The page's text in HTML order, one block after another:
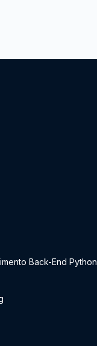
Back-End Python